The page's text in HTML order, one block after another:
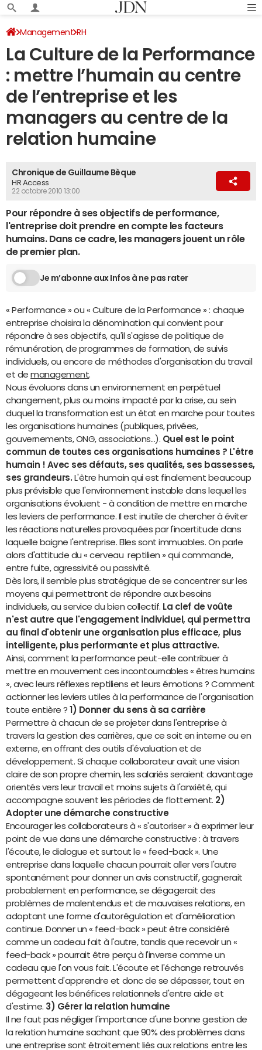
Management RH
La Culture de la Performance
: mettre l’humain au centre
de l’entreprise et les
managers au centre de la
relation humaine
Chronique de Guillaume Bèque
HR Access
22 octobre 2010 13:00
Pour répondre à ses objectifs de performance,
l'entreprise doit prendre en compte les facteurs
humains. Dans ce cadre, les managers jouent un rôle
de premier plan.
Je m’abonne aux Infos à ne pas rater
« Performance » ou « Culture de la Performance » : chaque
entreprise choisira la dénomination qui convient pour
répondre à ses objectifs, qu'il s'agisse de politique de
rémunération, de programmes de formation, de suivis
individuels, ou encore de méthodes d'organisation du travail
et demanagement.
Nous évoluons dans un environnement en perpétuel
changement, plus ou moins impacté par la crise, au sein
duquel la transformation est un état en marche pour toutes
les organisations humaines (publiques, privées,
gouvernements, ONG, associations...). Quel est le point
commun de toutes ces organisations humaines ? L'être
humain ! Avec ses défauts, ses qualités, ses bassesses,
ses grandeurs. L'être humain qui est finalement beaucoup
plus prévisible que l'environnement instable dans lequel les
organisations évoluent - à condition de mettre en marche
les leviers de performance. Il est inutile de chercher à éviter
les réactions naturelles provoquées par l'incertitude dans
laquelle baigne l'entreprise. Elles sont immuables. On parle
alors d'attitude du « cerveau reptilien » qui commande,
entre fuite, agressivité ou passivité.
Dès lors, il semble plus stratégique de se concentrer sur les
moyens qui permettront de répondre aux besoins
individuels, au service du bien collectif. La clef de voûte
n'est autre que l'engagement individuel, qui permettra
au final d'obtenir une organisation plus efficace, plus
intelligente, plus performante et plus attractive.
Ainsi, comment la performance peut-elle contribuer à
mettre en mouvement ces incontournables « êtres humains
», avec leurs réflexes reptiliens et leurs émotions ? Comment
actionner les leviers utiles à la performance de l'organisation
toute entière ?1) Donner du sens à sa carrière
Permettre à chacun de se projeter dans l'entreprise à
travers la gestion des carrières, que ce soit en interne ou en
externe, en offrant des outils d'évaluation et de
développement. Si chaque collaborateur avait une vision
claire de son propre chemin, les salariés seraient davantage
orientés vers leur travail et moins sujets à l'anxiété, qui
accompagne souvent les périodes de flottement. 2)
Adopter une démarche constructive
Encourager les collaborateurs à « s'autoriser » à exprimer leur
point de vue dans une démarche constructive : à travers
l'écoute, le dialogue et surtout le « feed-back ». Une
entreprise dans laquelle chacun pourrait aller vers l'autre
spontanément pour donner un avis constructif, gagnerait
probablement en performance, se dégagerait des
problèmes de malentendus et de mauvaises relations, en
adoptant une forme d'autorégulation et d'amélioration
continue. Donner un « feed-back » peut être considéré
comme un cadeau fait à l'autre, tandis que recevoir un «
feed-back » pourrait être perçu à l'inverse comme un
cadeau que l'on vous fait. L'écoute et l'échange retrouvés
permettent d'apprendre et donc de se dépasser, tout en
dégageant les bénéfices relationnels d'entre aide et
d'estime. 3) Gérer la relation humaine
Il ne faut pas négliger l'importance d'une bonne gestion de
la relation humaine sachant que 90% des problèmes dans
une entreprise sont étroitement liés aux relations entre les